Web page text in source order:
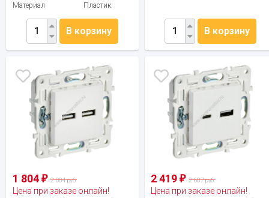
Материал
Пластик
В корзину В корзину
1 804 ₽ 2 004 руб.
Цена при заказе онлайн!
2 419₽ 2 687 руб.
Цена при заказе онлайн!